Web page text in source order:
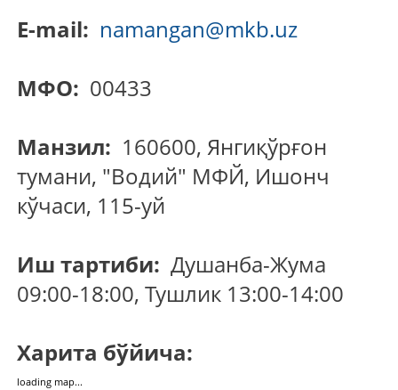
E-mail: namangan@mkb.uz
МФО: 00433
Манзил: 160600, Янгиқўрғон
тумани, "Водий" МФЙ, Ишонч
кўчаси, 115-уй
Иш тартиби: Душанба-Жума
09:00-18:00, Тушлик 13:00-14:00
Харита бўйича:
loading map...